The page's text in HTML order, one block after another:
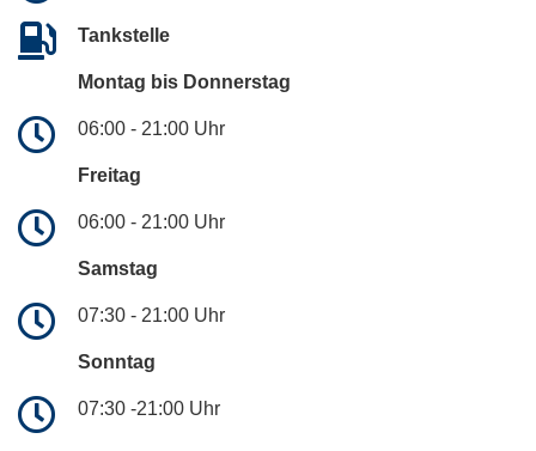
Tankstelle
Montag bis Donnerstag
06:00 - 21:00 Uhr
Freitag
06:00 - 21:00 Uhr
Samstag
07:30 - 21:00 Uhr
Sonntag
07:30 -21:00 Uhr